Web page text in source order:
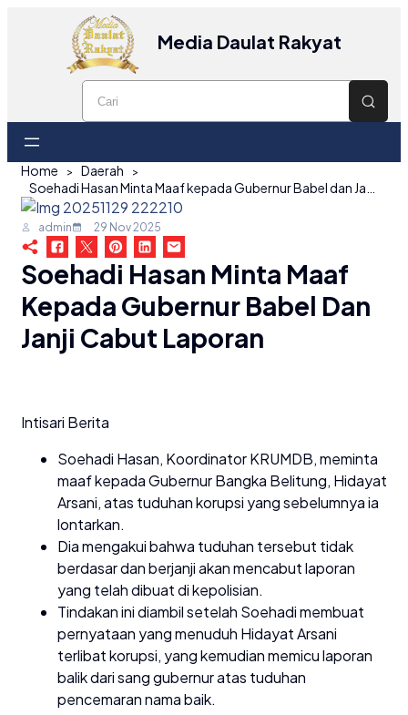
Media Daulat Rakyat
Home
Daerah
admin 29 Nov 2025
Soehadi Hasan Minta Maaf
Kepada Gubernur Babel Dan
Janji Cabut Laporan
Intisari Berita
Soehadi Hasan, Koordinator KRUMDB, meminta
maaf kepada Gubernur Bangka Belitung, Hidayat
Arsani, atas tuduhan korupsi yang sebelumnya ia
lontarkan.
Dia mengakui bahwa tuduhan tersebut tidak
berdasar dan berjanji akan mencabut laporan
yang telah dibuat di kepolisian.
Tindakan ini diambil setelah Soehadi membuat
pernyataan yang menuduh Hidayat Arsani
terlibat korupsi, yang kemudian memicu laporan
balik dari sang gubernur atas tuduhan
pencemaran nama baik.